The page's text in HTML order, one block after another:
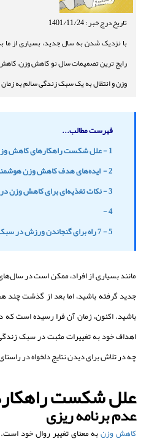
تاریخ درج خبر : 1401/11/24
با نزدیک شدن به سال جدید، بسیاری از ما
رایج ترین تصمیمات سال نو کاهش وزن،
وزن و انتقال به یک سبک زندگی سالم به زمان
فهرست مطالب...
1 - علل شکست راهکارهای کاهش وزن
2 - ایده‌های هدف کاهش وزن هوشمند
3 - نکات تغذیه‌ای برای کاهش وزن در سال جدید
4 -
5 - 7 راه برای گنجاندن ورزش در سبک زندگی و رسیدن به اهداف
مانند بسیاری از افراد، ممکن است در
جدید گرفته باشید، اما بعد از گذشت چند
باشید. اکنون، زمان آن فرا رسیده است
اهداف خود به تغییرات مثبت در سبک
چه در تلاش برای دیدن نتایج دلخواه در
علل شکست
عدم برنامه ریزی
کاهش وزنبه معنای تغییر روال خود